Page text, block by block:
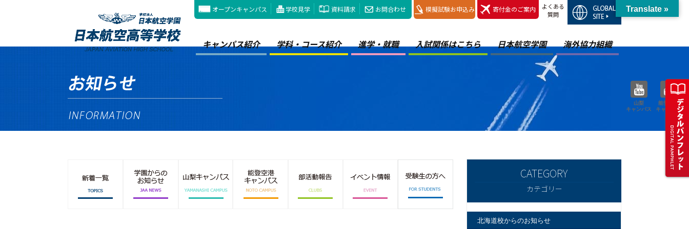
オープンキャンパス 学校見学 資料請求 お問合わせ 模擬試験お申込み 寄付金のご案内
よくある
質問
キャンパス紹介 学科・コース紹介 進学・就職 入試関係はこちら 日本航空学園 海外協力組織
山梨
キャンパス
能登空港
キャンパス
カテゴリー
北海道校からのお知らせ
Translate »